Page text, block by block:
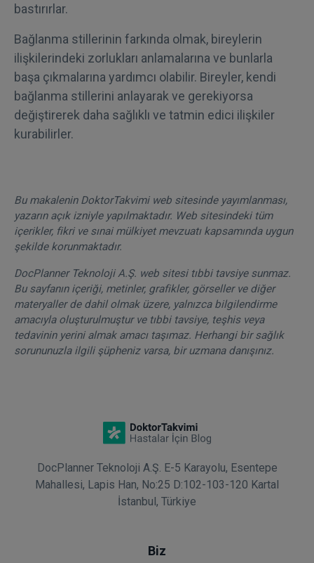
bastırırlar.
Bağlanma stillerinin farkında olmak, bireylerin
ilişkilerindeki zorlukları anlamalarına ve bunlarla
başa çıkmalarına yardımcı olabilir. Bireyler, kendi
bağlanma stillerini anlayarak ve gerekiyorsa
değiştirerek daha sağlıklı ve tatmin edici ilişkiler
kurabilirler.
Bu makalenin DoktorTakvimi web sitesinde yayımlanması,
yazarın açık izniyle yapılmaktadır. Web sitesindeki tüm
içerikler, fikri ve sınai mülkiyet mevzuatı kapsamında uygun
şekilde korunmaktadır.
DocPlanner Teknoloji A.Ş. web sitesi tıbbi tavsiye sunmaz.
Bu sayfanın içeriği, metinler, grafikler, görseller ve diğer
materyaller de dahil olmak üzere, yalnızca bilgilendirme
amacıyla oluşturulmuştur ve tıbbi tavsiye, teşhis veya
tedavinin yerini almak amacı taşımaz. Herhangi bir sağlık
sorununuzla ilgili şüpheniz varsa, bir uzmana danışınız.
DocPlanner Teknoloji A.Ş. E-5 Karayolu, Esentepe
Mahallesi, Lapis Han, No:25 D:102-103-120 Kartal
İstanbul, Türkiye
Biz